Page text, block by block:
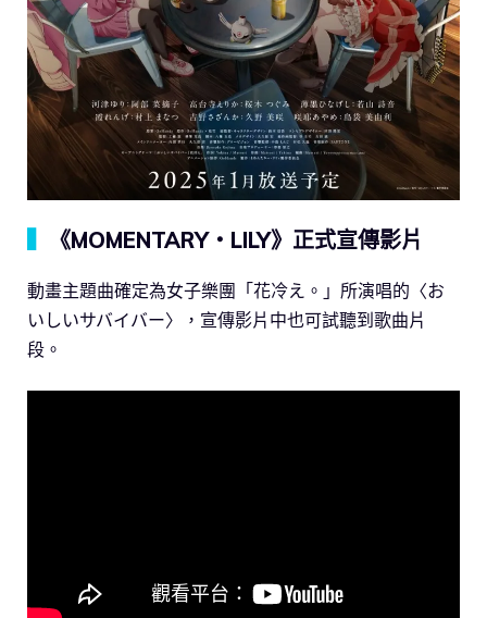
《MOMENTARY・LILY》正式宣傳影片
動畫主題曲確定為女子樂團「花冷え。」所演唱的〈お
いしいサバイバー〉，宣傳影片中也可試聽到歌曲片
段。